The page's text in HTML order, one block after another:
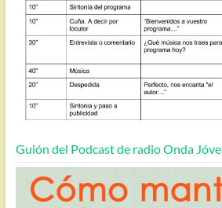
Guión del Podcast de radio Onda